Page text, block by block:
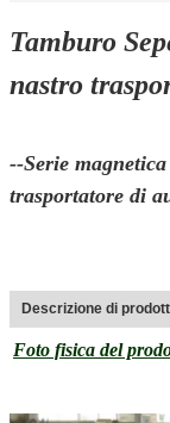
Tamburo
nastro
--Serie
trasportatore di
Descrizione di
Foto fisica del